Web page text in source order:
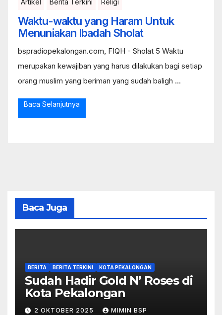
Artikel Berita Terkini Religi
Waktu-waktu yang Haram Untuk
Menuniakan Ibadah Sholat
bspradiopekalongan.com, FIQH - Sholat 5 Waktu
merupakan kewajiban yang harus dilakukan bagi setiap
orang muslim yang beriman yang sudah baligh ...
Baca Selanjutnya
Baca Juga
BERITA BERITA TERKINI KOTA PEKALONGAN
Sudah Hadir Gold N’ Roses di
Kota Pekalongan
2 OKTOBER 2025 MIMIN BSP